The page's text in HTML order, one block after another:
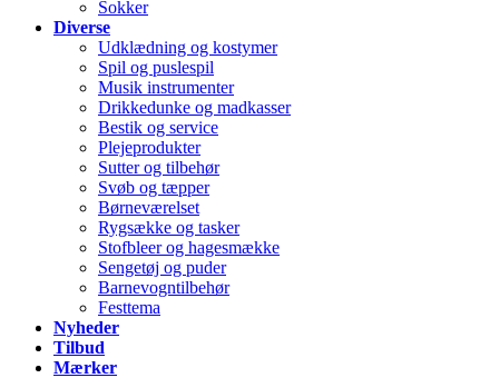
Sokker
Diverse
Udklædning og kostymer
Spil og puslespil
Musik instrumenter
Drikkedunke og madkasser
Bestik og service
Plejeprodukter
Sutter og tilbehør
Svøb og tæpper
Børneværelset
Rygsække og tasker
Stofbleer og hagesmække
Sengetøj og puder
Barnevogntilbehør
Festtema
Nyheder
Tilbud
Mærker